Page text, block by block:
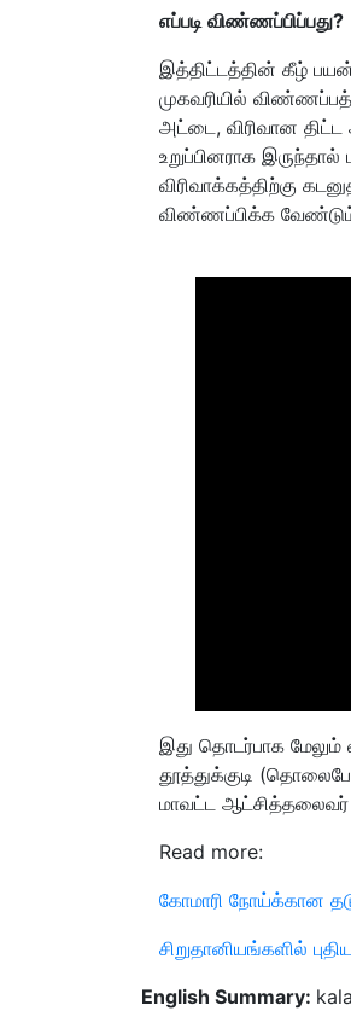
எப்படி விண்ணப்பிப்பது?
இத்திட்டத்தின் கீழ்
முகவரியில்
அட்டை, விரிவான திட்ட
உறுப்பினராக
விரிவாக்கத்திற்கு
விண்ணப்பிக்க
இது தொடர்பாக
தூத்துக்குடி
மாவட்ட ஆட்சித்தலைவர்
Read more:
கோமாரி நோய்க்கான
சிறுதானியங்களில்
English Summary: